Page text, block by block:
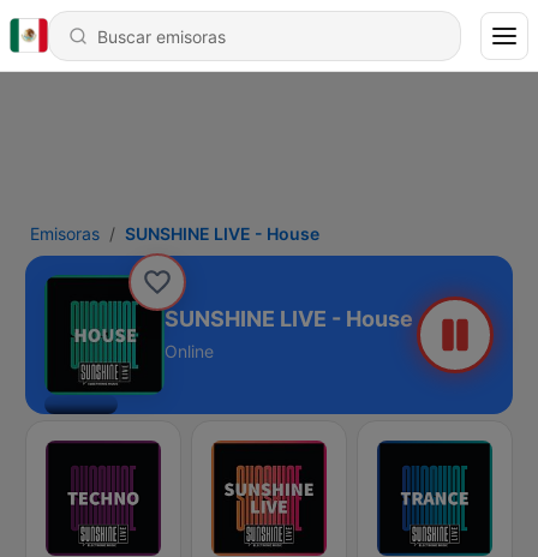
Emisoras SUNSHINE LIVE - House
SUNSHINE LIVE - House
Online